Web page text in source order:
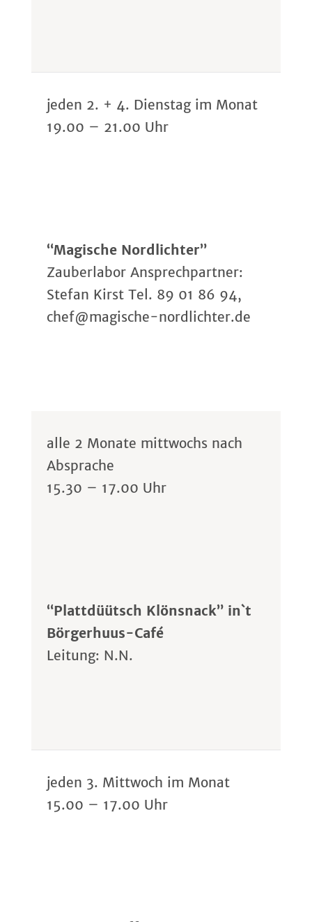
jeden 2. + 4. Dienstag im Monat
19.00 – 21.00 Uhr
“Magische Nordlichter”
Zauberlabor Ansprechpartner:
Stefan Kirst Tel. 89 01 86 94,
chef@magische-nordlichter.de
alle 2 Monate mittwochs nach
Absprache
15.30 – 17.00 Uhr
“Plattdüütsch Klönsnack” in`t
Börgerhuus-Café
Leitung: N.N.
jeden 3. Mittwoch im Monat
15.00 – 17.00 Uhr